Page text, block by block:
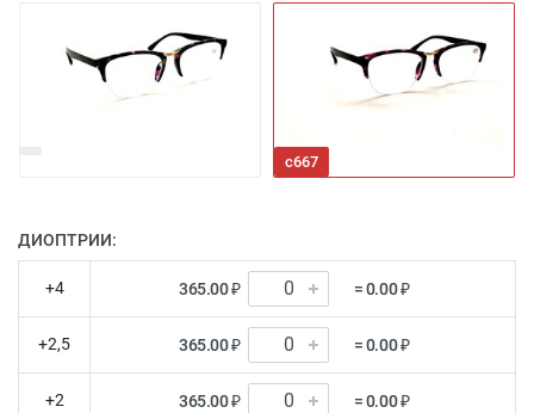
с667
ДИОПТРИИ:
+4 365.00 ₽ = 0.00 ₽
+2,5 365.00 ₽ = 0.00 ₽
+2 365.00 ₽ = 0.00 ₽